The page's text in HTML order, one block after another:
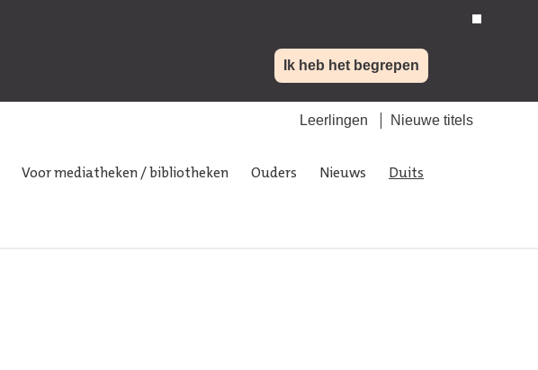
Ik heb het begrepen
Leerlingen Nieuwe titels
Voor mediatheken / bibliotheken Ouders Nieuws Duits